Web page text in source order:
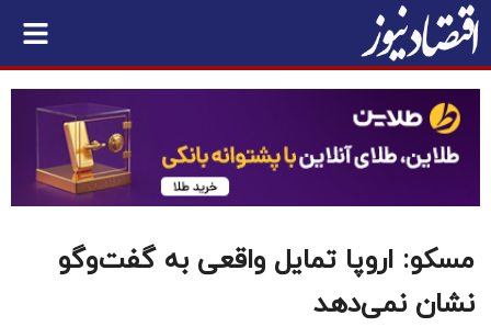
مسکو: اروپا تمایل واقعی به گفت‌وگو
نشان نمی‌دهد